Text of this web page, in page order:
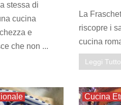
stessa di
cucina
e
che non ...
La
riscopre i
cucina
Leggi Tutto
Cucina